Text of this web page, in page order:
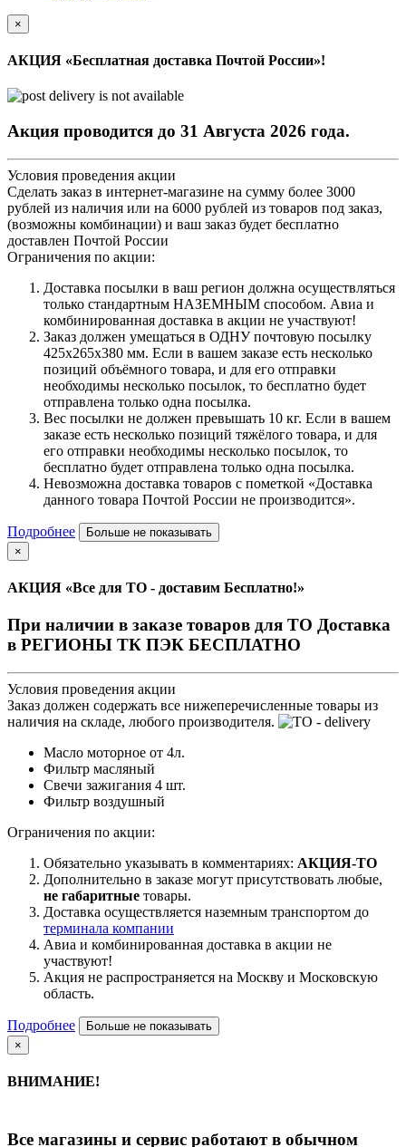
×
АКЦИЯ «Бесплатная доставка Почтой России»!
Акция проводится до 31 Августа 2026 года.
Условия проведения акции
Сделать заказ в интернет-магазине на сумму более 3000
рублей из наличия или на 6000 рублей из товаров под заказ,
(возможны комбинации) и ваш заказ будет бесплатно
доставлен Почтой России
Ограничения по акции:
Доставка посылки в ваш регион должна осуществляться
только стандартным НАЗЕМНЫМ способом. Авиа и
комбинированная доставка в акции не участвуют!
Заказ должен умещаться в ОДНУ почтовую посылку
425х265х380 мм. Если в вашем заказе есть несколько
позиций объёмного товара, и для его отправки
необходимы несколько посылок, то бесплатно будет
отправлена только одна посылка.
Вес посылки не должен превышать 10 кг. Если в вашем
заказе есть несколько позиций тяжёлого товара, и для
его отправки необходимы несколько посылок, то
бесплатно будет отправлена только одна посылка.
Невозможна доставка товаров с пометкой «Доставка
данного товара Почтой России не производится».
Подробнее
Больше не показывать
×
АКЦИЯ «Все для ТО - доставим Бесплатно!»
При наличии в заказе товаров для ТО Доставка
в РЕГИОНЫ ТК ПЭК БЕСПЛАТНО
Условия проведения акции
Заказ должен содержать все нижеперечисленные товары из
наличия на складе, любого производителя.
Масло моторное от 4л.
Фильтр масляный
Свечи зажигания 4 шт.
Фильтр воздушный
Ограничения по акции:
Обязательно указывать в комментариях: АКЦИЯ-ТО
Дополнительно в заказе могут присутствовать любые,
не габаритные товары.
Доставка осуществляется наземным транспортом до
терминала компании
Авиа и комбинированная доставка в акции не
участвуют!
Акция не распространяется на Москву и Московскую
область.
Подробнее
Больше не показывать
×
ВНИМАНИЕ!
Все магазины и сервис работают в обычном